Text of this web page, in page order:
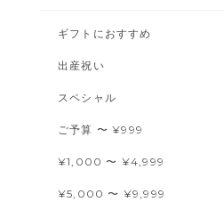
ギフトにおすすめ
出産祝い
スペシャル
ご予算 〜 ¥999
¥1,000 〜 ¥4,999
¥5,000 〜 ¥9,999